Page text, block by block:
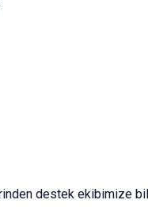
destek ekibimize